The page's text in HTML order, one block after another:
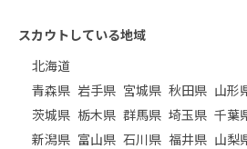
スカウトしている地域
北海道
青森県 岩手県 宮城県 秋田県 山形
茨城県 栃木県 群馬県 埼玉県 千葉
新潟県 富山県 石川県 福井県 山梨